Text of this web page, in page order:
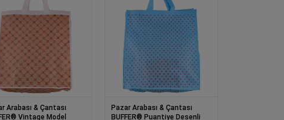
Arabası & Çantası
Vintage Model
Pazar Arabası & Çantası
BUFFER® Puantiye Desenli